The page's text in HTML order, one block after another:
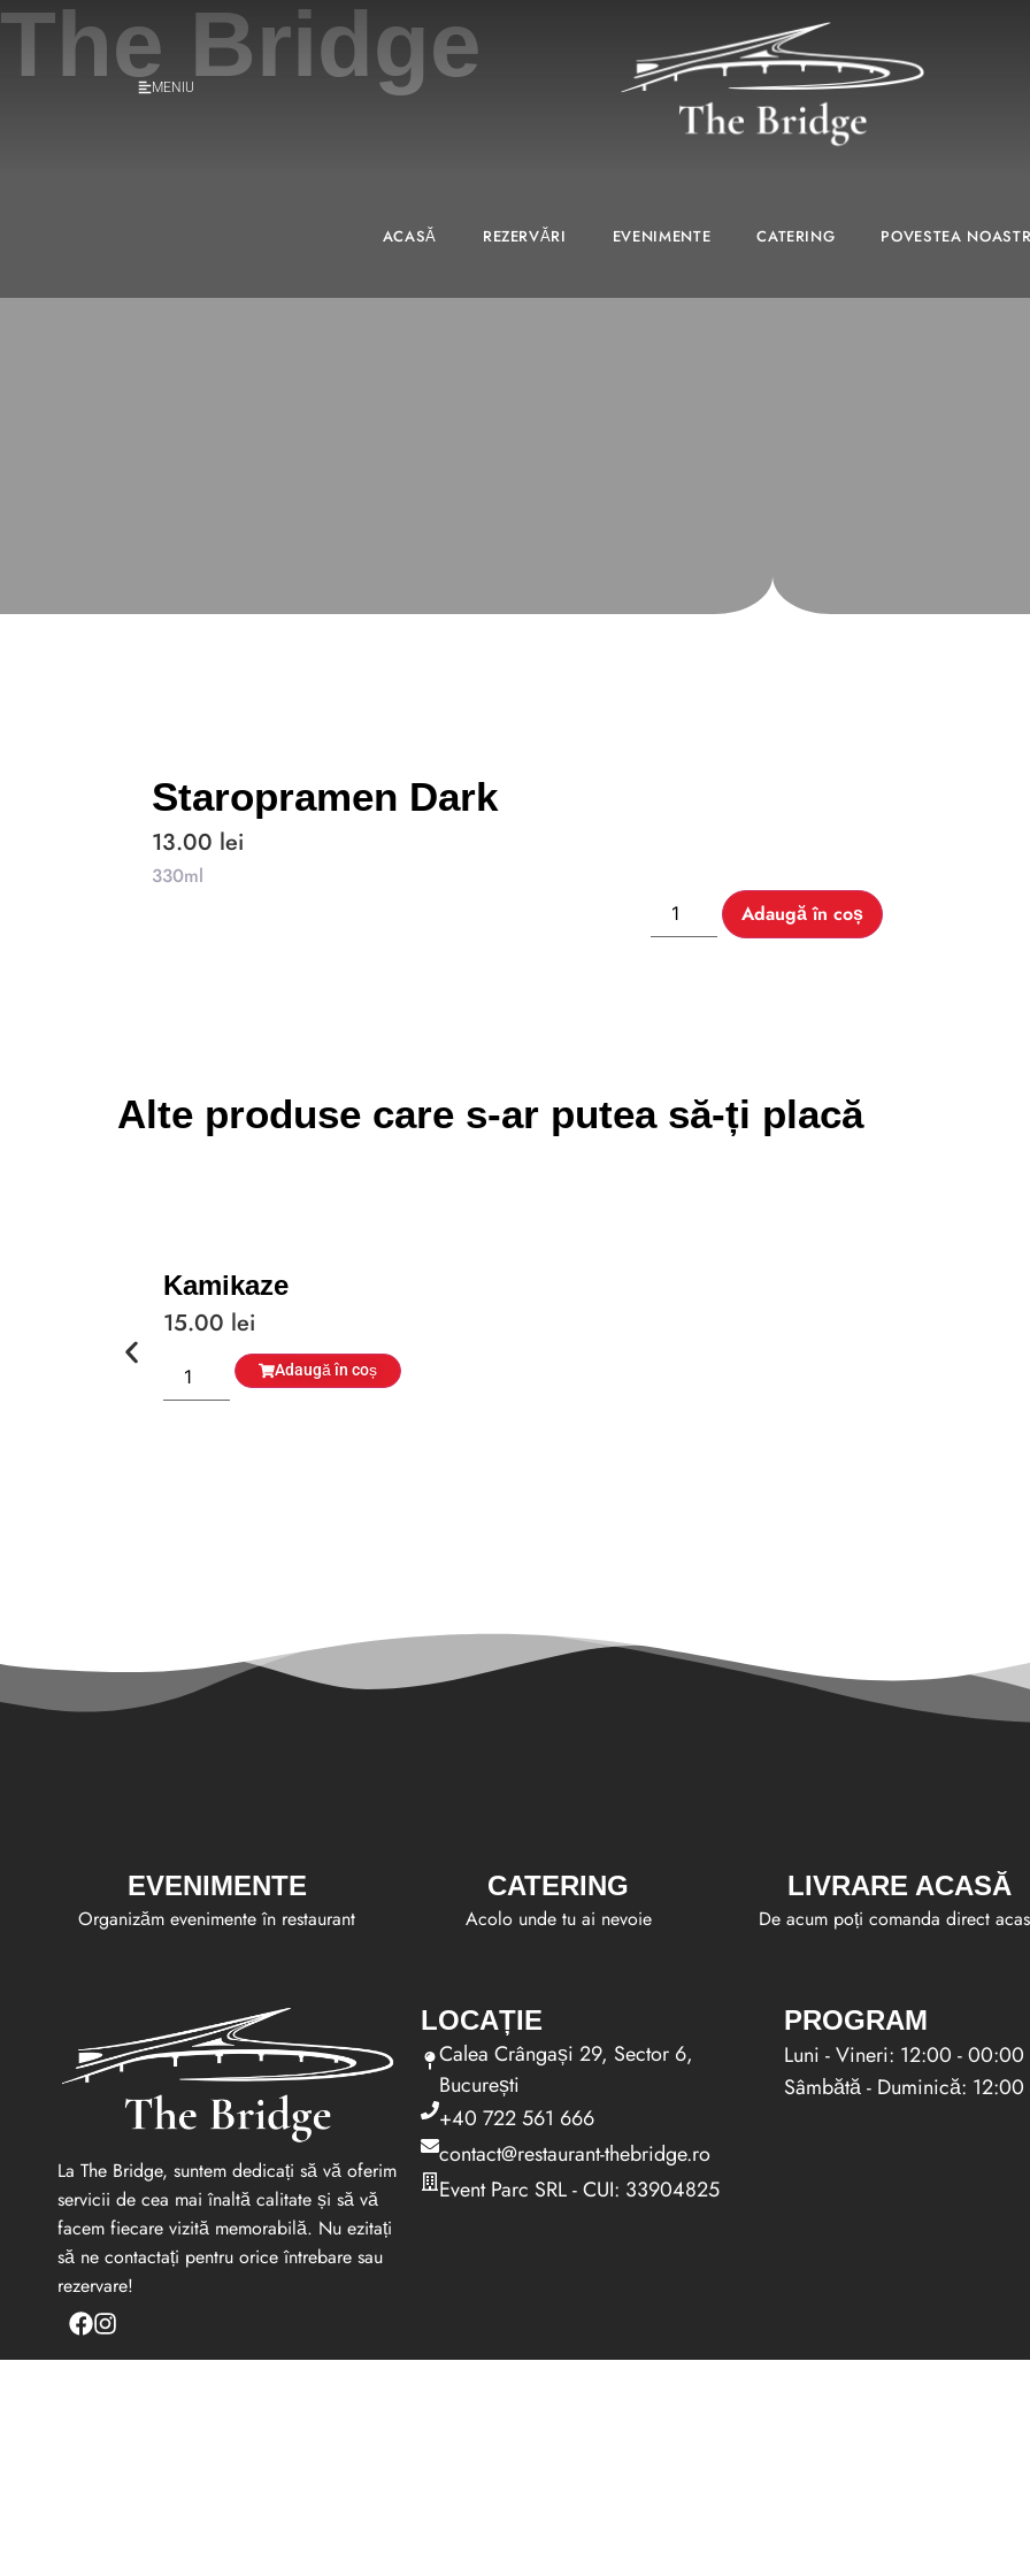
MENIU
ACASĂ REZERVĂRI EVENIMENTE CATERING POVESTEA
The Bridge
Staropramen Dark
13.00 lei
330ml
Adaugă în coș
Alte produse care s-ar putea să-ți placă
Kamikaze
15.00 lei
Adaugă în coș
EVENIMENTE
Organizăm evenimente în restaurant
CATERING
Acolo unde tu ai nevoie
LIVRARE ACASĂ
De acum poți comanda direct
La The Bridge, suntem dedicați să vă oferim
servicii de cea mai înaltă calitate și să vă
facem fiecare vizită memorabilă. Nu ezitați
să ne contactați pentru orice întrebare sau
rezervare!
LOCAȚIE
Calea Crângași 29, Sector 6,
București
+40 722 561 666
contact@restaurant-thebridge.ro
Event Parc SRL - CUI: 33904825
PROGRAM
Luni - Vineri: 12:00 - 00:00
Sâmbătă - Duminică: